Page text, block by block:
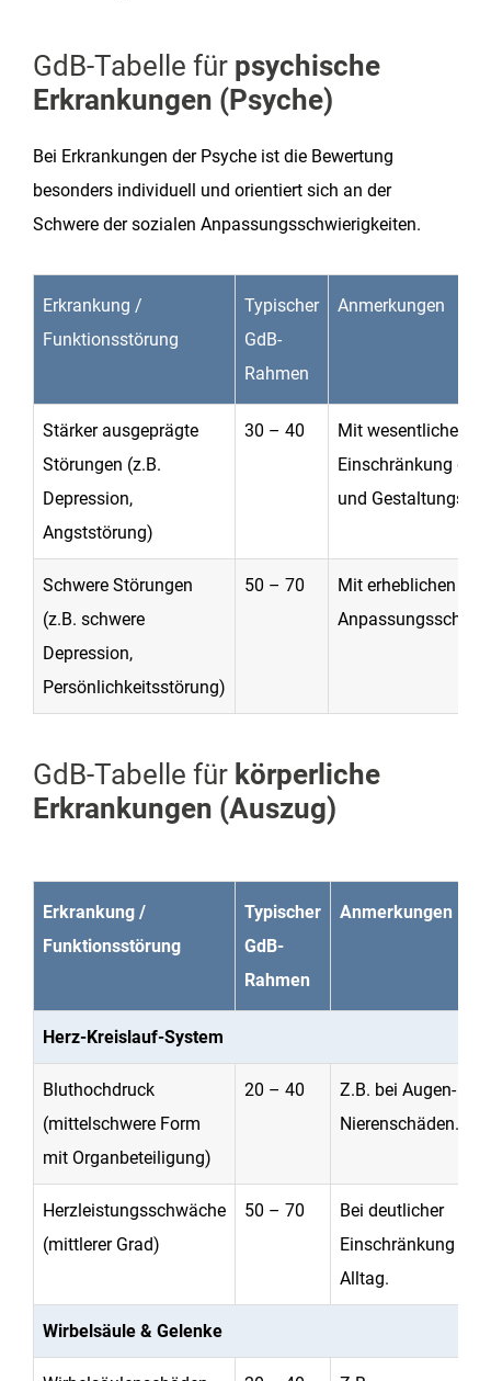
GdB-Tabelle für psychische
Erkrankungen (Psyche)
Bei Erkrankungen der Psyche ist die Bewertung
besonders individuell und orientiert sich an der
Schwere der sozialen Anpassungsschwierigkeiten.
Erkrankung /
Funktionsstörung
Typischer
GdB-
Rahmen
Anmerkungen
Stärker ausgeprägte
Störungen (z.B.
Depression,
Angststörung)
30 – 40
Mit wesentlicher
Einschränkung der
und
Schwere Störungen
(z.B. schwere
Depression,
Persönlichkeitsstörung)
50 – 70
Mit erheblichen
GdB-Tabelle für körperliche
Erkrankungen (Auszug)
Erkrankung /
Funktionsstörung
Typischer
GdB-
Rahmen
Anmerkungen
Herz-Kreislauf-System
Bluthochdruck
(mittelschwere Form
mit Organbeteiligung)
20 – 40
Z.B. bei Augen-
Nierenschäden.
Herzleistungsschwäche
(mittlerer Grad)
50 – 70
Bei deutlicher
Einschränkung im
Alltag.
Wirbelsäule & Gelenke